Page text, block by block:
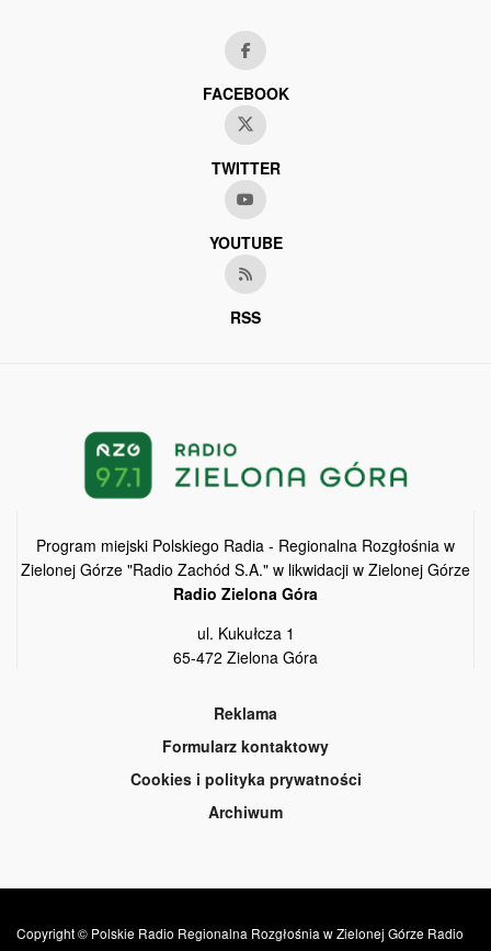
FACEBOOK
TWITTER
YOUTUBE
RSS
Program miejski Polskiego Radia - Regionalna Rozgłośnia w
Zielonej Górze "Radio Zachód S.A." w likwidacji w Zielonej Górze
Radio Zielona Góra
ul. Kukułcza 1
65-472 Zielona Góra
Reklama
Formularz kontaktowy
Cookies i polityka prywatności
Archiwum
Copyright © Polskie Radio Regionalna Rozgłośnia w Zielonej Górze Radio